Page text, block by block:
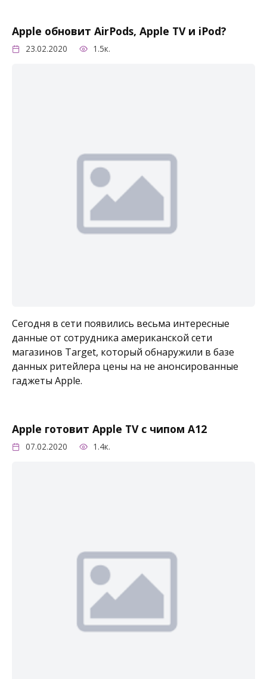
Apple обновит AirPods, Apple TV и iPod?
23.02.2020 1.5к.
Сегодня в сети появились весьма интересные
данные от сотрудника американской сети
магазинов Target, который обнаружили в базе
данных ритейлера цены на не анонсированные
гаджеты Apple.
Apple готовит Apple TV с чипом A12
07.02.2020 1.4к.